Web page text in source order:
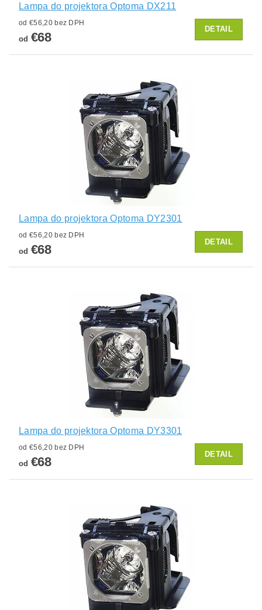
Lampa do projektora Optoma DX211
od €56,20 bez DPH
od €68
DETAIL
Lampa do projektora Optoma DY2301
od €56,20 bez DPH
od €68
DETAIL
Lampa do projektora Optoma DY3301
od €56,20 bez DPH
od €68
DETAIL